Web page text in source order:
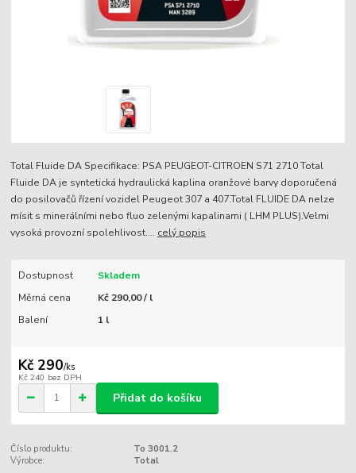
Total Fluide DA Specifikace: PSA PEUGEOT-CITROEN S71 2710 Total
Fluide DA je syntetická hydraulická kaplina oranžové barvy doporučená
do posilovačů řízení vozidel Peugeot 307 a 407.Total FLUIDE DA nelze
mísit s minerálními nebo fluo zelenými kapalinami ( LHM PLUS).Velmi
vysoká provozní spolehlivost.... celý popis
Dostupnost
Skladem
Měrná cena
Kč 290,00 / l
Balení
1 l
Kč 290/ks
Kč 240 bez DPH
Přidat do košíku
Číslo produktu:
To 3001.2
Výrobce:
Total